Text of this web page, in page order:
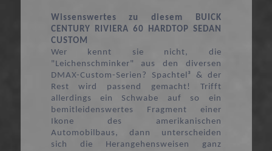
Wissenswertes zu diesem BUICK
CENTURY RIVIERA 60 HARDTOP SEDAN
CUSTOM
Wer kennt sie nicht, die
"Leichenschminker" aus den diversen
DMAX-Custom-Serien? Spachtel³ & der
Rest wird passend gemacht! Trifft
allerdings ein Schwabe auf so ein
bemitleidenswertes Fragment einer
Ikone des amerikanischen
Automobilbaus, dann unterscheiden
sich die Herangehensweisen ganz